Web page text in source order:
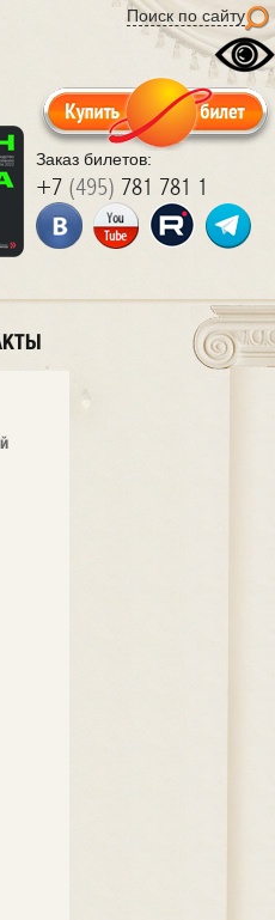
Поиск по сайту
Заказ билетов:
+7 (495) 781 781 1